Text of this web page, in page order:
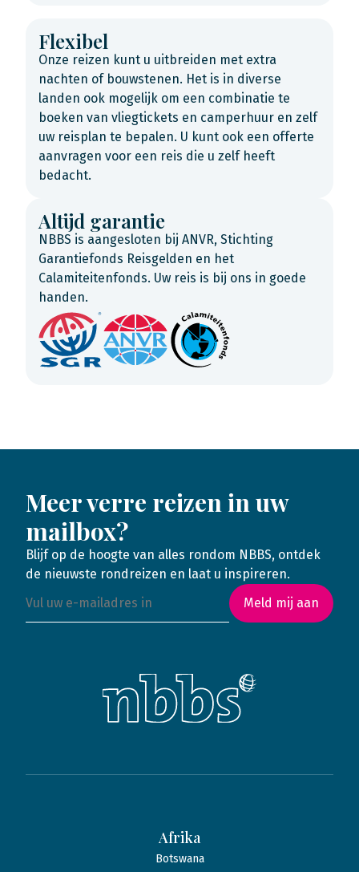
Flexibel
Onze reizen kunt u uitbreiden met extra
nachten of bouwstenen. Het is in diverse
landen ook mogelijk om een combinatie te
boeken van vliegtickets en camperhuur en zelf
uw reisplan te bepalen. U kunt ook een offerte
aanvragen voor een reis die u zelf heeft
bedacht.
Altijd garantie
NBBS is aangesloten bij ANVR, Stichting
Garantiefonds Reisgelden en het
Calamiteitenfonds. Uw reis is bij ons in goede
handen.
Meer verre reizen in uw
mailbox?
Blijf op de hoogte van alles rondom NBBS, ontdek
de nieuwste rondreizen en laat u inspireren.
Meld mij aan
Afrika
Botswana